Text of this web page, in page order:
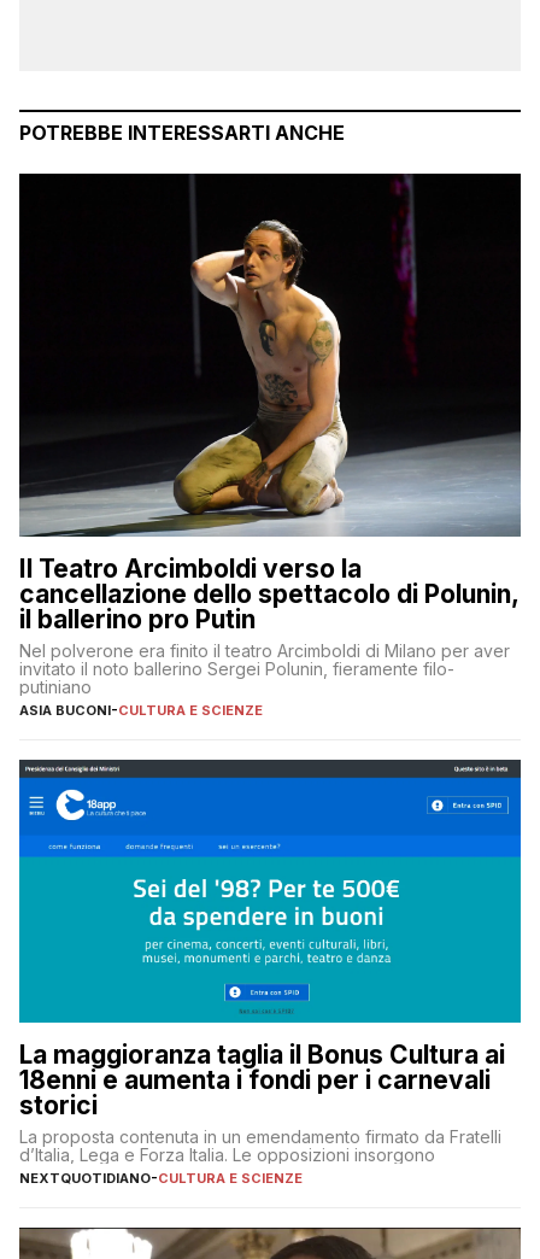
POTREBBE INTERESSARTI ANCHE
Il Teatro Arcimboldi verso la
cancellazione dello spettacolo di Polunin,
il ballerino pro Putin
Nel polverone era finito il teatro Arcimboldi di Milano per aver
invitato il noto ballerino Sergei Polunin, fieramente filo-
putiniano
ASIA BUCONI-CULTURA E SCIENZE
La maggioranza taglia il Bonus Cultura ai
18enni e aumenta i fondi per i carnevali
storici
La proposta contenuta in un emendamento firmato da Fratelli
d’Italia, Lega e Forza Italia. Le opposizioni insorgono
NEXTQUOTIDIANO-CULTURA E SCIENZE